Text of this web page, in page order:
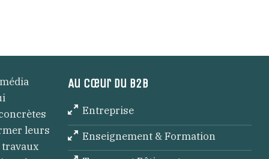
leurs
Au cœur du B2B
Entreprise
Enseignement & Formation